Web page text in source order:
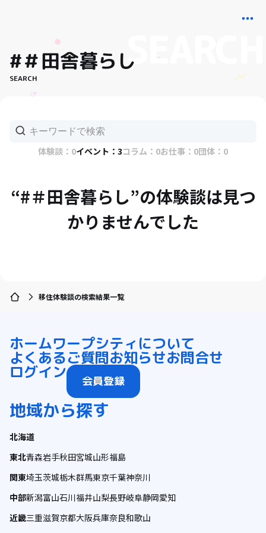
#＃田舎暮らし
SEARCH
体験談：0イベント：3コラム：0お仕事：0団体：0
“#＃田舎暮らし”の体験談は見つ
かりませんでした
移住体験談の検索結果一覧
ホームワープシティについて
よくあるご質問お知らせお問合せ
ログイン 会員登録
地域から探す
北海道
東北青森岩手秋田宮城山形福島
関東埼玉茨城栃木群馬東京千葉神奈川
中部新潟富山石川福井山梨長野岐阜静岡愛知
近畿三重滋賀京都大阪兵庫奈良和歌山